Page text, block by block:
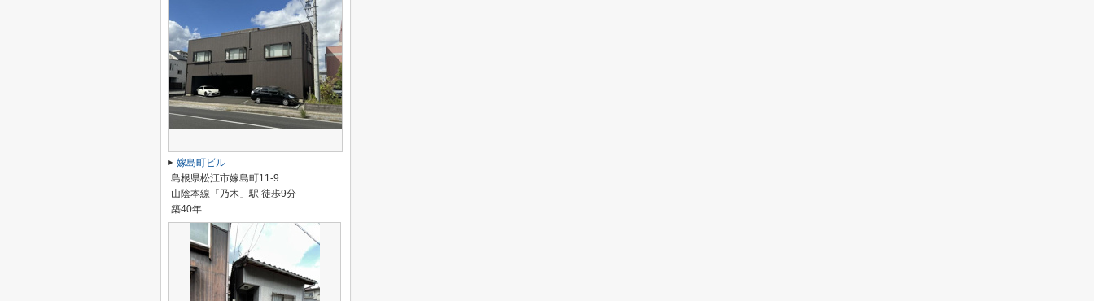
嫁島町ビル
島根県松江市嫁島町11-9
山陰本線「乃木」駅 徒歩9分
築40年